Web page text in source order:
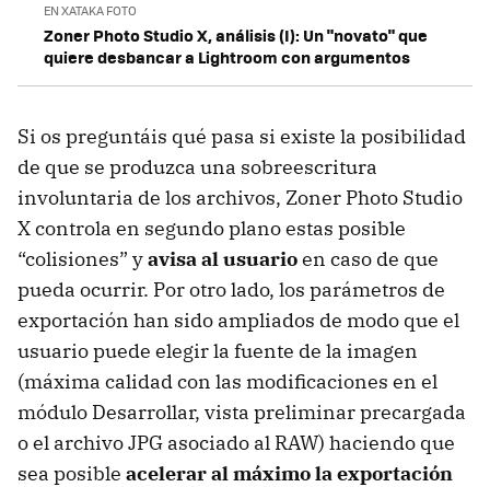
EN XATAKA FOTO
Zoner Photo Studio X, análisis (I): Un "novato" que
quiere desbancar a Lightroom con argumentos
Si os preguntáis qué pasa si existe la posibilidad
de que se produzca una sobreescritura
involuntaria de los archivos, Zoner Photo Studio
X controla en segundo plano estas posible
“colisiones” yavisa al usuarioen caso de que
pueda ocurrir. Por otro lado, los parámetros de
exportación han sido ampliados de modo que el
usuario puede elegir la fuente de la imagen
(máxima calidad con las modificaciones en el
módulo Desarrollar, vista preliminar precargada
o el archivo JPG asociado al RAW) haciendo que
sea posible acelerar al máximo la exportación